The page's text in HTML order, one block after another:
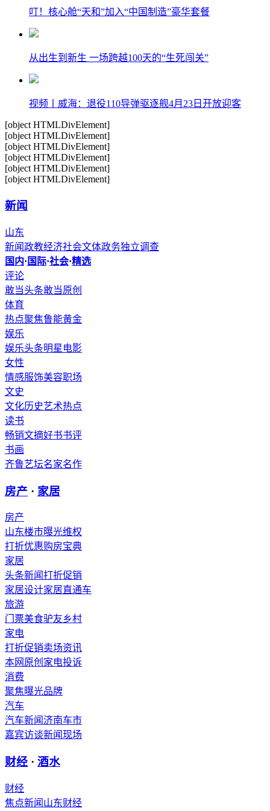
叮！核心舱“天和”加入“中国制造”豪华套餐
从出生到新生 一场跨越100天的“生死闯关”
视频丨威海：退役110导弹驱逐舰4月23日开放迎客
[object HTMLDivElement]
[object HTMLDivElement]
[object HTMLDivElement]
[object HTMLDivElement]
[object HTMLDivElement]
[object HTMLDivElement]
新闻
山东
新闻政教经济社会文体政务独立调查
国内· 国际·社会·精选
评论
敢当头条敢当原创
体育
热点聚焦鲁能黄金
娱乐
娱乐头条明星 电影
女性
情感服饰美容职场
文史
文化历史艺术热点
读书
畅销文摘好书书评
书画
齐鲁艺坛名家名作
房产 · 家居
房产
山东楼市曝光维权
打折优惠购房宝典
家居
头条新闻打折促销
家居设计家居直通车
旅游
门票美食驴友乡村
家电
打折促销卖场资讯
本网原创 家电投诉
消费
聚焦曝光品牌
汽车
汽车新闻济南车市
嘉宾访谈新闻现场
财经 · 酒水
财经
焦点新闻 山东财经